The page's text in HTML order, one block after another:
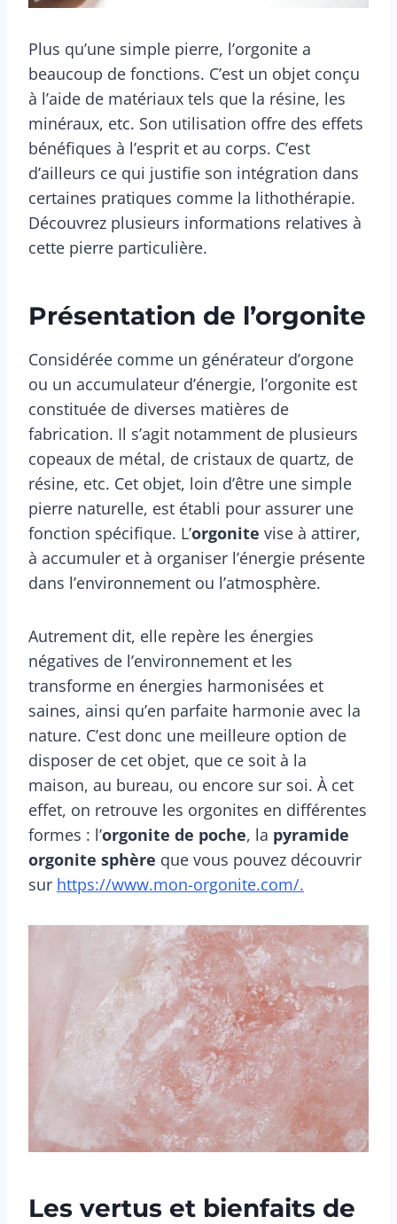
Plus qu’une simple pierre, l’orgonite a
beaucoup de fonctions. C’est un objet conçu
à l’aide de matériaux tels que la résine, les
minéraux, etc. Son utilisation offre des effets
bénéfiques à l’esprit et au corps. C’est
d’ailleurs ce qui justifie son intégration dans
certaines pratiques comme la lithothérapie.
Découvrez plusieurs informations relatives à
cette pierre particulière.
Présentation de l’orgonite
Considérée comme un générateur d’orgone
ou un accumulateur d’énergie, l’orgonite est
constituée de diverses matières de
fabrication. Il s’agit notamment de plusieurs
copeaux de métal, de cristaux de quartz, de
résine, etc. Cet objet, loin d’être une simple
pierre naturelle, est établi pour assurer une
fonction spécifique. L’orgonite vise à attirer,
à accumuler et à organiser l’énergie présente
dans l’environnement ou l’atmosphère.
Autrement dit, elle repère les énergies
négatives de l’environnement et les
transforme en énergies harmonisées et
saines, ainsi qu’en parfaite harmonie avec la
nature. C’est donc une meilleure option de
disposer de cet objet, que ce soit à la
maison, au bureau, ou encore sur soi. À cet
effet, on retrouve les orgonites en différentes
formes : l’orgonite de poche, la pyramide
orgonite sphère que vous pouvez découvrir
sur https://www.mon-orgonite.com/.
Les vertus et bienfaits de